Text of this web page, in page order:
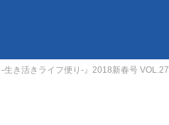
生き活きライフ便り-』2018新春号 VOL.27